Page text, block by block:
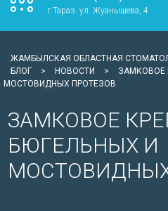
г.Тараз. ул. Жуанышева, 4
ЖАМБЫЛСКАЯ ОБЛАСТНАЯ
БЛОГ
> НОВОСТИ >
ЗАМКОВОЕ
МОСТОВИДНЫХ ПРОТЕЗОВ
ЗАМКОВОЕ
БЮГЕЛЬНЫХ И